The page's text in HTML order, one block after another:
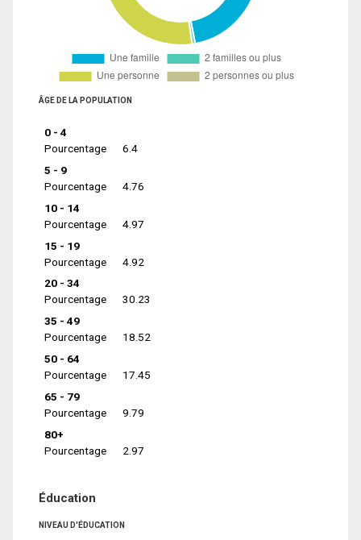
ÂGE DE LA POPULATION
0 - 4
Pourcentage
6.4
5 - 9
Pourcentage
4.76
10 - 14
Pourcentage
4.97
15 - 19
Pourcentage
4.92
20 - 34
Pourcentage
30.23
35 - 49
Pourcentage
18.52
50 - 64
Pourcentage
17.45
65 - 79
Pourcentage
9.79
80+
Pourcentage
2.97
Éducation
NIVEAU D'ÉDUCATION